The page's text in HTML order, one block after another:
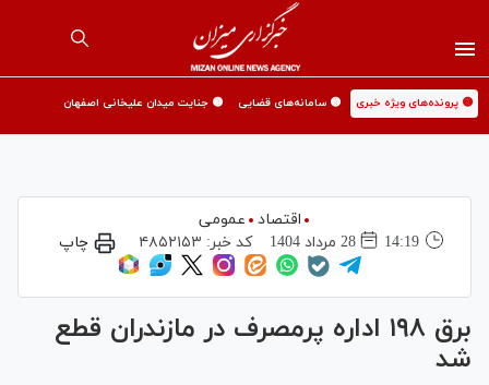
🟡 پرونده‌های ویژه خبری 🟡 سامانه‌های قضایی 🟡 جنایت میدان علیخانی اصفهان
اقتصاد
عمومی
14:19
28 مرداد 1404 کد خبر: ۴۸۵۲۱۵۳ چاپ
برق ۱۹۸ اداره پرمصرف در مازندران قطع
شد